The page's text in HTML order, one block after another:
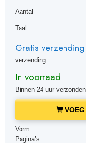
Aantal
Taal
Gratis verzending
verzending.
In voorraad
Binnen 24 uur verzonden
Vorm:
Pagina’s: